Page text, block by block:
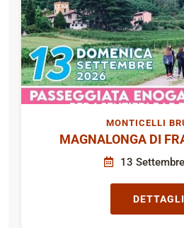
MONTICELLI
MAGNALONGA DI
13
DETTAGLI